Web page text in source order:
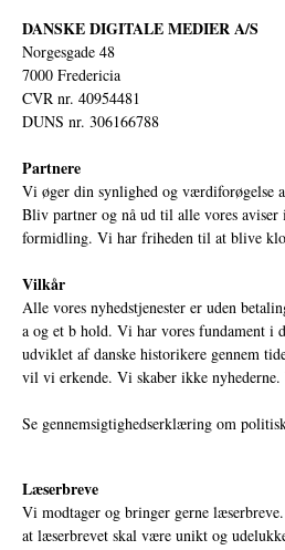
DANSKE DIGITALE MEDIER A/S
Norgesgade 48
7000 Fredericia
CVR nr. 40954481
DUNS nr. 306166788
Partnere
Vi øger din synlighed og værdiforøgelse
Bliv partner og nå ud til alle vores
formidling. Vi har friheden til at blive
Vilkår
Alle vores nyhedstjenester er uden
a og et b hold. Vi har vores fundament i
udviklet af danske historikere gennem
vil vi erkende. Vi skaber ikke
Se gennemsigtighedserklæring om
Læserbreve
Vi modtager og bringer gerne
at læserbrevet skal være unikt og